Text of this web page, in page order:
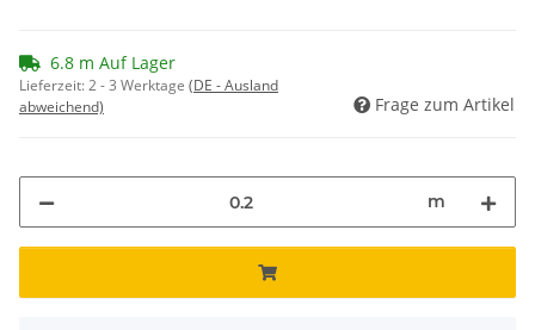
6.8 m Auf Lager
Lieferzeit:2 - 3 Werktage (DE - Ausland
abweichend)
Frage zum Artikel
m